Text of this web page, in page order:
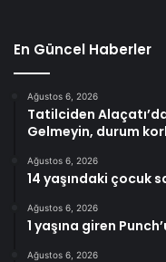
En Güncel Haberler
Ağustos 6, 2026
Tatilciden
Gelmeyin, durum
Ağustos 6, 2026
14 yaşındaki çocuk
Ağustos 6, 2026
1 yaşına giren
Ağustos 6, 2026